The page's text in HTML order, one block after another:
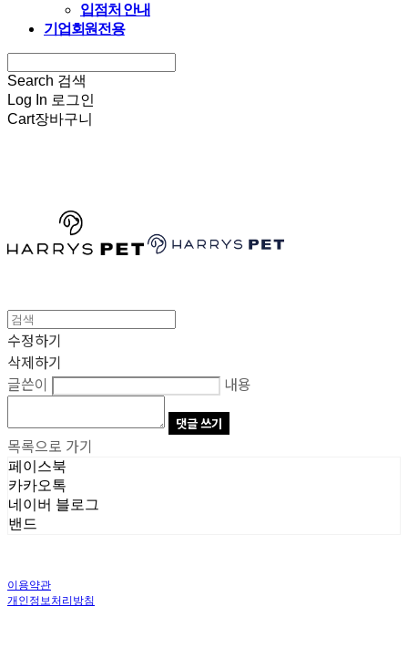
입점처 안내
기업회원전용
Search 검색
Log In 로그인
Cart장바구니
수정하기
삭제하기
글쓴이
내용
댓글 쓰기
목록으로 가기
페이스북
카카오톡
네이버 블로그
밴드
이용약관
개인정보처리방침